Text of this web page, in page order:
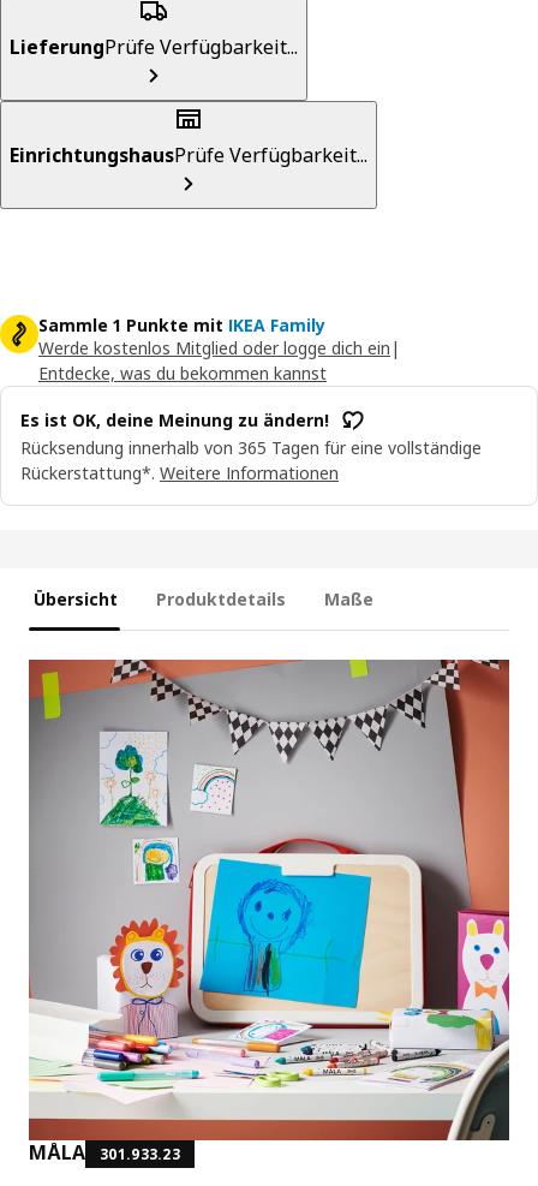
LieferungPrüfe Verfügbarkeit...
EinrichtungshausPrüfe Verfügbarkeit...
Sammle 1 Punkte mit IKEA Family
Werde kostenlos Mitglied oder logge dich ein |
Entdecke, was du bekommen kannst
Es ist OK, deine Meinung zu ändern!
Rücksendung innerhalb von 365 Tagen für eine vollständige
Rückerstattung*. Weitere Informationen
Übersicht Produktdetails Maße
MÅLA 301.933.23